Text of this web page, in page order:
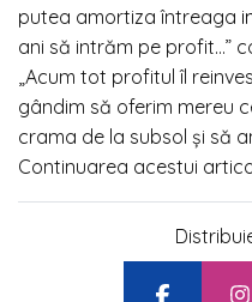
putea amortiza întreaga
ani să intrăm pe profit…”
„Acum tot profitul îl
gândim să oferim mereu
crama de la subsol și să
Continuarea acestui